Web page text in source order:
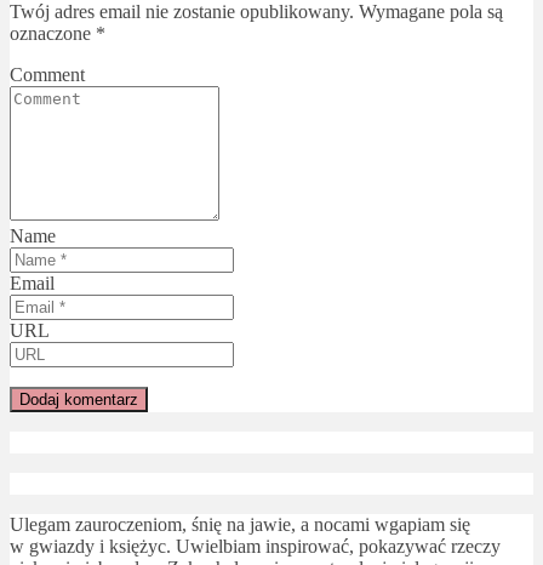
Twój adres email nie zostanie opublikowany. Wymagane pola są
oznaczone *
Comment
Name
Email
URL
Ulegam zauroczeniom, śnię na jawie, a nocami wgapiam się
w gwiazdy i księżyc. Uwielbiam inspirować, pokazywać rzeczy